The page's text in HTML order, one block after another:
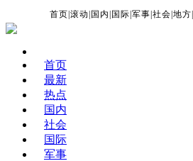
首页 |滚动 国内 国际 |军事 |社会 |地方
首页
最新
热点
国内
社会
国际
军事